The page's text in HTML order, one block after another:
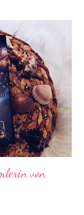
ist, wie es war …
selten so viel Spaß
ist als ich.
trotzdem
nie ihre gute
Sie hat diese
u...
von